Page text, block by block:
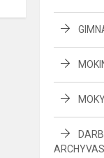
ARCHYVAS